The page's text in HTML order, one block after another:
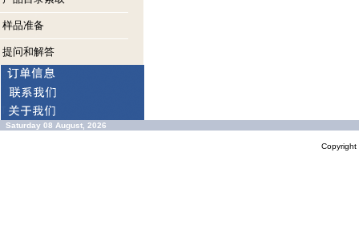
样品准备
提问和解答
Saturday 08 August, 2026